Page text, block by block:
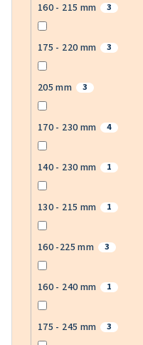
160 - 215 mm 3
175 - 220 mm 3
205 mm 3
170 - 230 mm 4
140 - 230 mm 1
130 - 215 mm 1
160 -225 mm 3
160 - 240 mm 1
175 - 245 mm 3